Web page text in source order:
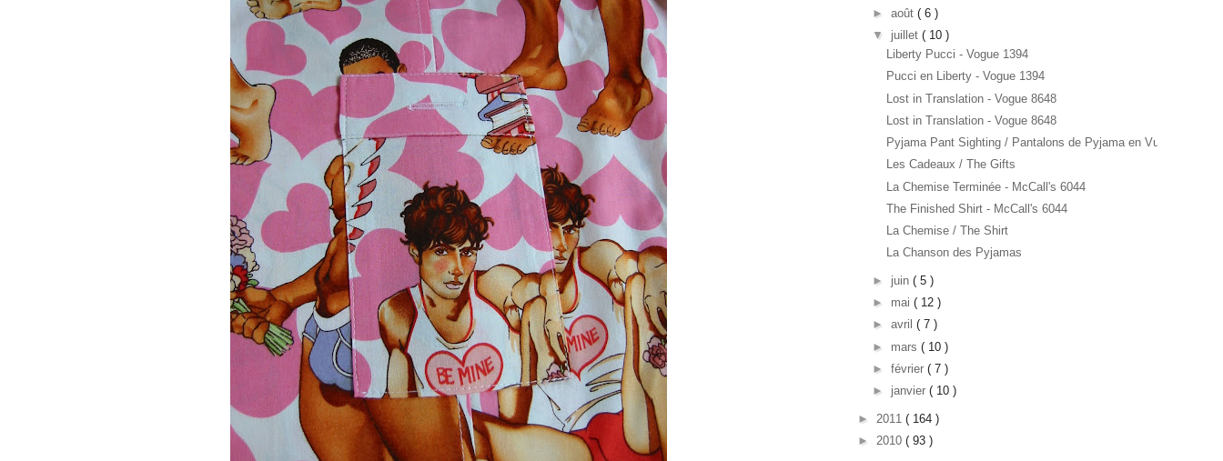
► août ( 6 )
▼ juillet ( 10 )
Liberty Pucci - Vogue 1394
Pucci en Liberty - Vogue 1394
Lost in Translation - Vogue 8648
Lost in Translation - Vogue 8648
Pyjama Pant Sighting / Pantalons de Pyjama en Vue
Les Cadeaux / The Gifts
La Chemise Terminée - McCall's 6044
The Finished Shirt - McCall's 6044
La Chemise / The Shirt
La Chanson des Pyjamas
► juin ( 5 )
► mai ( 12 )
► avril ( 7 )
► mars ( 10 )
► février ( 7 )
► janvier ( 10 )
► 2011 ( 164 )
► 2010 ( 93 )